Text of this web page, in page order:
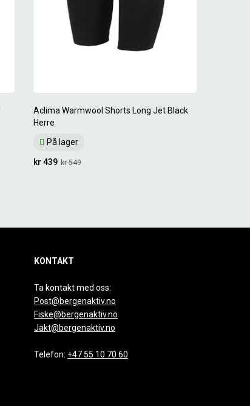
Aclima Warmwool Shorts Long Jet Black
Herre
På lager
kr 549
kr 439
KONTAKT
Ta kontakt med oss:
Post@bergenaktiv.no
Fiske@bergenaktiv.no
Jakt@bergenaktiv.no
Telefon: +47 55 10 70 60